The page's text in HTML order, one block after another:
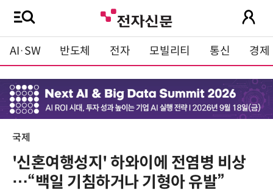
AI·SW 반도체 전자 모빌리티 통신 경제
국제
'신혼여행성지' 하와이에 전염병 비상
…“백일 기침하거나 기형아 유발”